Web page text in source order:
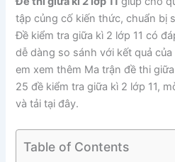
tập củng cố kiến thức, chuẩn bị
Đề kiểm tra giữa kì 2 lớp 11 có
dễ dàng so sánh với kết quả
em xem thêm Ma trận đề thi
25 đề kiểm tra giữa kì 2 lớp 11,
và tải tại đây.
Table of Contents